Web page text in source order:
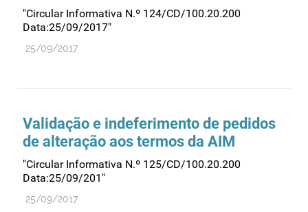
"Circular Informativa N.º 124/CD/100.20.200
Data:25/09/2017"
25/09/2017
Validação e indeferimento de pedidos
de alteração aos termos da AIM
"Circular Informativa N.º 125/CD/100.20.200
Data:25/09/201"
25/09/2017